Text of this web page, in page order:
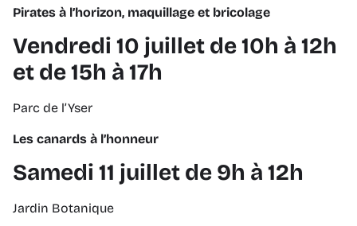
Pirates à l’horizon, maquillage et bricolage
Vendredi 10 juillet de 10h à 12h
et de 15h à 17h
Parc de l’Yser
Les canards à l’honneur
Samedi 11 juillet de 9h à 12h
Jardin Botanique